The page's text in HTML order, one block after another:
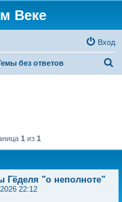
Веке
Вход
без ответов
1 из 1
"о неполноте"
22:12